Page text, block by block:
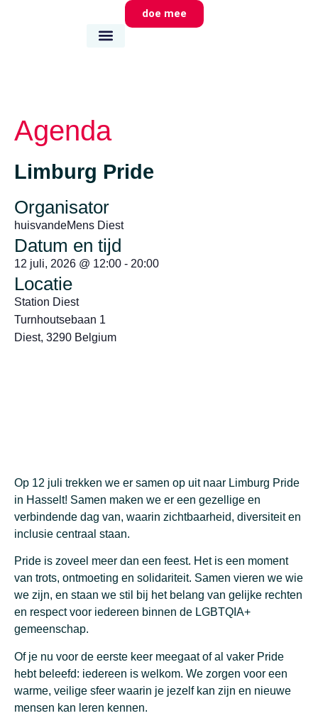
doe mee
Agenda
Limburg Pride
Organisator
huisvandeMens Diest
Datum en tijd
12 juli, 2026 @ 12:00 - 20:00
Locatie
Station Diest
Turnhoutsebaan 1
Diest, 3290 Belgium
Op 12 juli trekken we er samen op uit naar Limburg Pride
in Hasselt! Samen maken we er een gezellige en
verbindende dag van, waarin zichtbaarheid, diversiteit en
inclusie centraal staan.
Pride is zoveel meer dan een feest. Het is een moment
van trots, ontmoeting en solidariteit. Samen vieren we wie
we zijn, en staan we stil bij het belang van gelijke rechten
en respect voor iedereen binnen de LGBTQIA+
gemeenschap.
Of je nu voor de eerste keer meegaat of al vaker Pride
hebt beleefd: iedereen is welkom. We zorgen voor een
warme, veilige sfeer waarin je jezelf kan zijn en nieuwe
mensen kan leren kennen.